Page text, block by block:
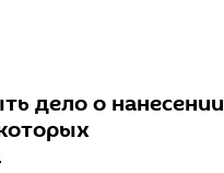
дело о нанесении